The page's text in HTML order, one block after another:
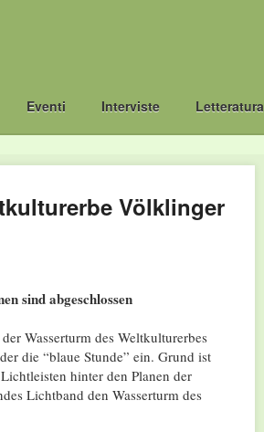
Eventi Interviste Letteratura
Völklinger
sind abgeschlossen
Wasserturm des Weltkulturerbes
die “blaue Stunde” ein. Grund ist
hinter den Planen der
Lichtband den Wasserturm des